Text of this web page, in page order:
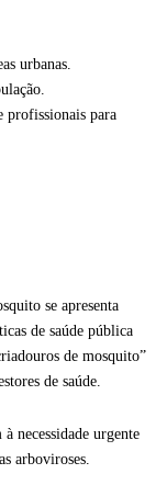
urbanas.
profissionais para
se apresenta
de saúde pública
de mosquito”
de saúde.
necessidade urgente
arboviroses.